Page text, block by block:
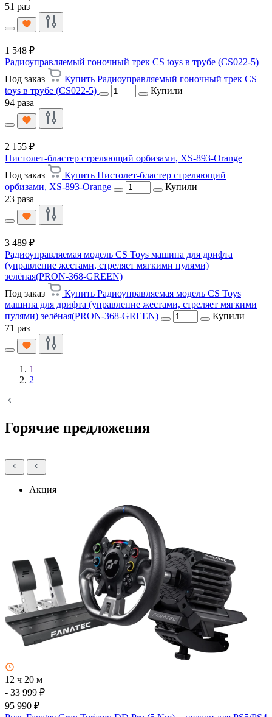
51 раз
1 548 ₽
Радиоуправляемый гоночный трек CS toys в трубе (CS022-5)
Под заказ
Купить Радиоуправляемый гоночный трек CS
toys в трубе (CS022-5)
Купили
94 раза
2 155 ₽
Пистолет-бластер стреляющий орбизами, XS-893-Orange
Под заказ
Купить Пистолет-бластер стреляющий
орбизами, XS-893-Orange
Купили
23 раза
3 489 ₽
Радиоуправляемая модель CS Toys машина для дрифта
(управление жестами, стреляет мягкими пулями)
зелёная(PRON-368-GREEN)
Под заказ
Купить Радиоуправляемая модель CS Toys
машина для дрифта (управление жестами, стреляет мягкими
пулями) зелёная(PRON-368-GREEN)
Купили
71 раз
1
2
Горячие предложения
Акция
12 ч 20 м
- 33 999 ₽
95 990 ₽